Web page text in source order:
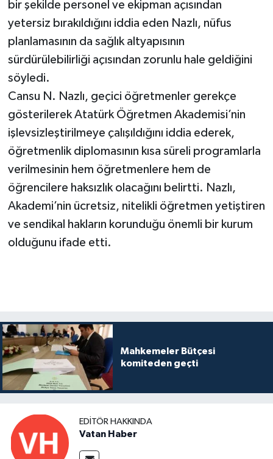
bir şekilde personel ve ekipman açısından
yetersiz bırakıldığını iddia eden Nazlı, nüfus
planlamasının da sağlık altyapısının
sürdürülebilirliği açısından zorunlu hale geldiğini
söyledi.
Cansu N. Nazlı, geçici öğretmenler gerekçe
gösterilerek Atatürk Öğretmen Akademisi’nin
işlevsizleştirilmeye çalışıldığını iddia ederek,
öğretmenlik diplomasının kısa süreli programlarla
verilmesinin hem öğretmenlere hem de
öğrencilere haksızlık olacağını belirtti. Nazlı,
Akademi’nin ücretsiz, nitelikli öğretmen yetiştiren
ve sendikal hakların korunduğu önemli bir kurum
olduğunu ifade etti.
Mahkemeler Bütçesi
komiteden geçti
EDITÖR HAKKINDA
Vatan Haber